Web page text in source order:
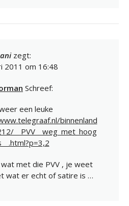
zegt:
2011 om 16:48
Schreef:
een leuke
binnenland
__PVV__weg_met_hoog
wat met die PVV , je weet
wat er echt of satire is …